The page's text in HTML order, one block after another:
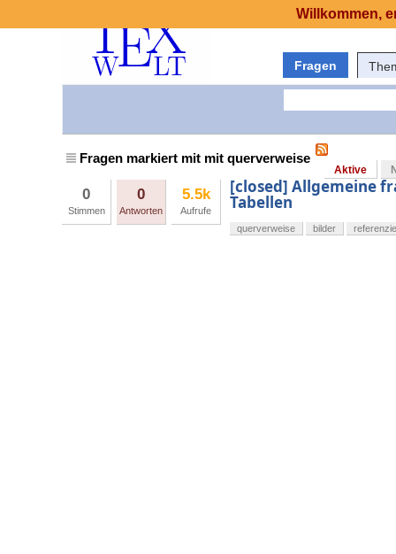
Fragen
Fragen markiert mit mit querverweise
Aktive
0
Stimmen
0
Antworten
5.5k
Aufrufe
[closed] Allgemeine
Tabellen
querverweise bilder
Willkommen,